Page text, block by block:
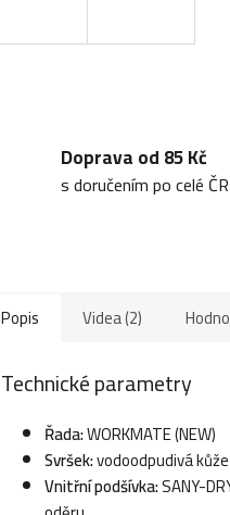
Doprava od 85 Kč
s doručením po celé ČR
Popis Videa (2)
Technické parametry
Řada:WORKMATE (NEW)
Svršek:vodoodpudivá kůže
Vnitřní podšívka:SANY-